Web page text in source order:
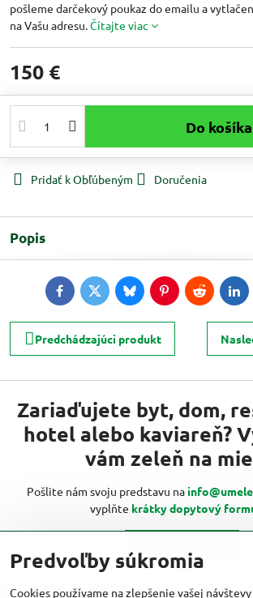
pošleme darčekový poukaz do emailu a
na Vašu adresu.Čítajte viac
150 €
Do košíka
Pridať k Obľúbeným Doručenia
Popis
FacebookTwitterBlueskyPinterestReddit
Predchádzajúci produkt
Zariaďujete byt, dom,
hotel alebo kaviareň?
vám zeleň na
Pošlite nám svoju predstavu na
vyplňte krátky dopytový
Predvoľby súkromia
Cookies používame na zlepšenie vašej